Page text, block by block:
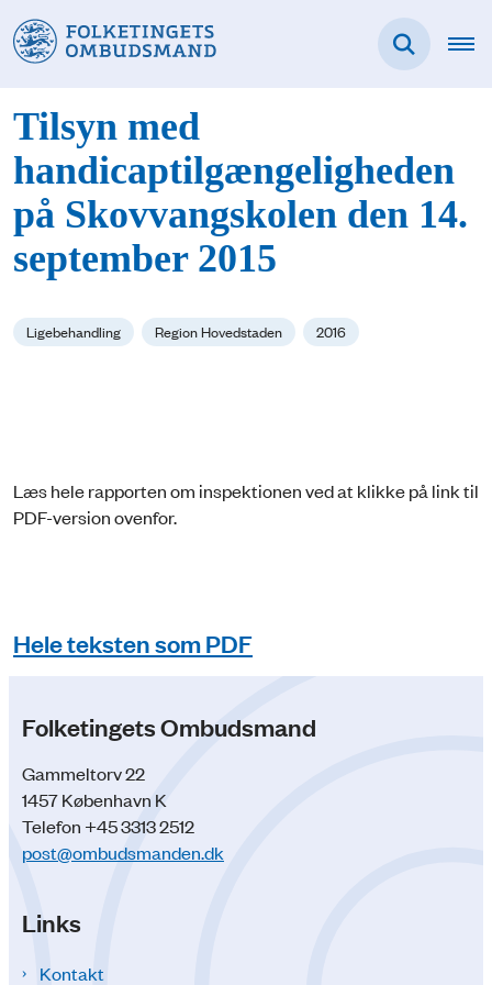
Tilsyn med
handicaptilgængeligheden
på Skovvangskolen den 14.
september 2015
Ligebehandling Region Hovedstaden 2016
Læs hele rapporten om inspektionen ved at klikke på link til
PDF-version ovenfor.
Hele teksten som PDF
Folketingets Ombudsmand
Gammeltorv 22
1457 København K
Telefon +45 3313 2512
post@ombudsmanden.dk
Links
Kontakt